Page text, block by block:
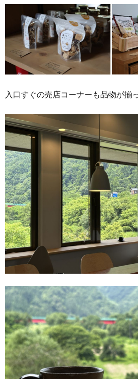
入口すぐの売店コーナーも品物が揃